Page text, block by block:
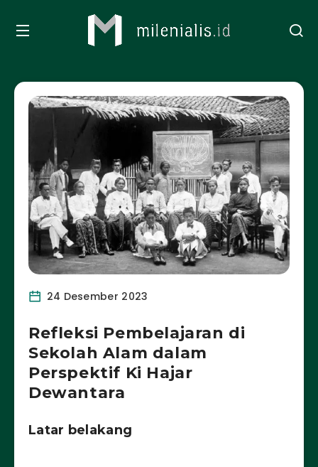
24 Desember 2023
Refleksi Pembelajaran di
Sekolah Alam dalam
Perspektif Ki Hajar
Dewantara
Latar belakang